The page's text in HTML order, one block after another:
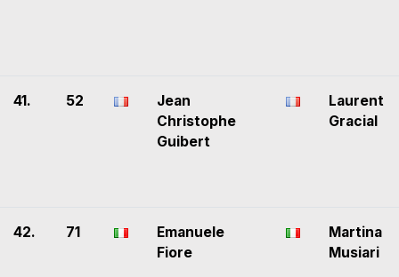
41. 52
Jean
Christophe
Guibert
Laurent
Gracial
42. 71
Emanuele
Fiore
Martina
Musiari